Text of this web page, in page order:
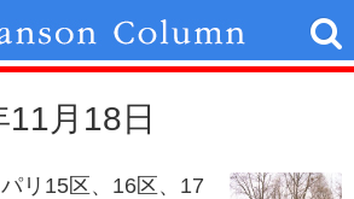
月18日
リ15区、16区、17